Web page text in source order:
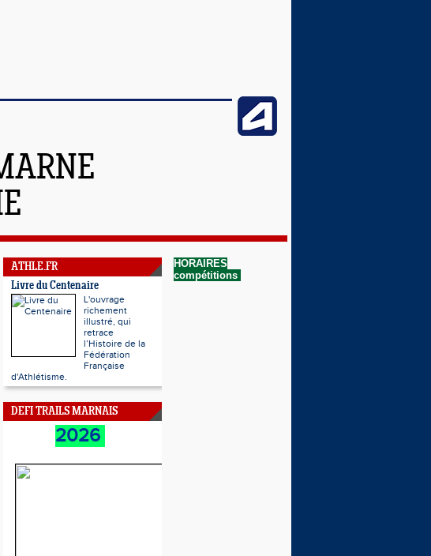
ATHLE.FR
Livre du Centenaire
L'ouvrage
richement
illustré, qui
retrace
l’Histoire de la
Fédération
Française
d'Athlétisme.
DEFI TRAILS MARNAIS
2026
HORAIRES
compétitions